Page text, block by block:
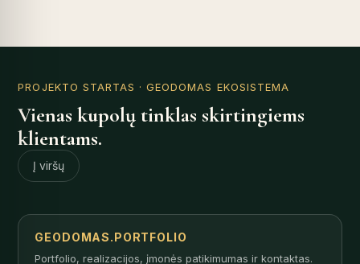
PROJEKTO STARTAS · GEODOMAS EKOSISTEMA
Vienas kupolų tinklas skirtingiems
klientams.
Į viršų
GEODOMAS.PORTFOLIO
Portfolio, realizacijos, įmonės patikimumas ir kontaktas.